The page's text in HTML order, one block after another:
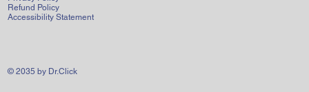
Refund Policy
Accessibility Statement
© 2035 by Dr.Click